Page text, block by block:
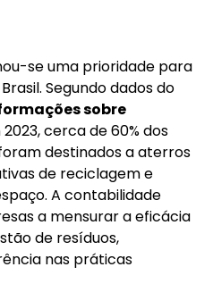
se uma prioridade para
Segundo dados do
sobre
2023, cerca de 60% dos
destinados a aterros
de reciclagem e
A contabilidade
a mensurar a eficácia
de resíduos,
nas práticas